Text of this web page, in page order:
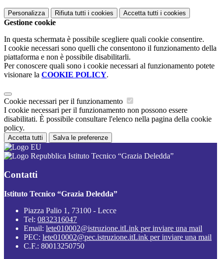
Personalizza Rifiuta tutti i cookies Accetta tutti i cookies
Gestione cookie
In questa schermata è possibile scegliere quali cookie consentire.
I cookie necessari sono quelli che consentono il funzionamento della
piattaforma e non è possibile disabilitarli.
Per conoscere quali sono i cookie necessari al funzionamento potete
visionare la COOKIE POLICY.
Cookie necessari per il funzionamento
I cookie necessari per il funzionamento non possono essere
disabilitati. È possibile consultare l'elenco nella pagina della cookie
policy.
Accetta tutti Salva le preferenze
Istituto Tecnico “Grazia Deledda”
Contatti
Istituto Tecnico “Grazia Deledda”
Piazza Palio 1, 73100 - Lecce
Tel: 0832316047
Email: lete010002@istruzione.itLink per inviare una mail
PEC: lete010002@pec.istruzione.itLink per inviare una mail
C.F.: 80013250750